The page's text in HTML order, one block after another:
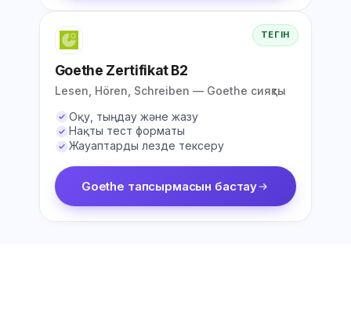
ТЕГІН
Goethe Zertifikat B2
Lesen, Hören, Schreiben — Goethe сияқты
Оқу, тыңдау және жазу
Нақты тест форматы
Жауаптарды лезде тексеру
Goethe тапсырмасын бастау